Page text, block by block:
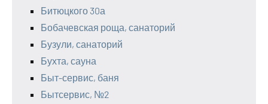
Битюцкого 30а
Бобачевская роща, санаторий
Бузули, санаторий
Бухта, сауна
Быт-сервис, баня
Бытсервис, №2